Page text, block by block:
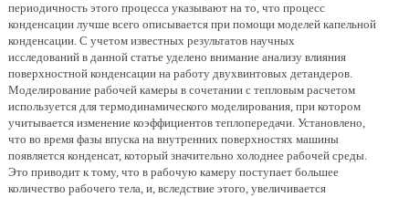
периодичность этого процесса указывают на то, что процесс
конденсации лучше всего описывается при помощи моделей капельной
конденсации. С учетом известных результатов научных
исследований в данной статье уделено внимание анализу влияния
поверхностной конденсации на работу двухвинтовых детандеров.
Моделирование рабочей камеры в сочетании с тепловым расчетом
используется для термодинамического моделирования, при котором
учитывается изменение коэффициентов теплопередачи. Установлено,
что во время фазы впуска на внутренних поверхностях машины
появляется конденсат, который значительно холоднее рабочей среды.
Это приводит к тому, что в рабочую камеру поступает большее
количество рабочего тела, и, вследствие этого, увеличивается